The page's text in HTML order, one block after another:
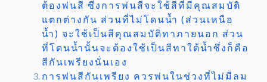
ต้องพ่นสี ซึ่งการพ่นสีจะใช้สีที่มีคุณสมบัติ
แตกต่างกัน ส่วนที่ไม่โดนน้ำ (ส่วนเหนือ
น้ำ) จะใช้เป็นสีคุณสมบัติทาภายนอก ส่วน
ที่โดนน้ำนั้นจะต้องใช้เป็นสีทาใต้น้ำซึ่งก็คือ
สีกันเพรียงนั่นเอง
การพ่นสีกันเพรียง ควรพ่นในช่วงที่ไม่มีลม